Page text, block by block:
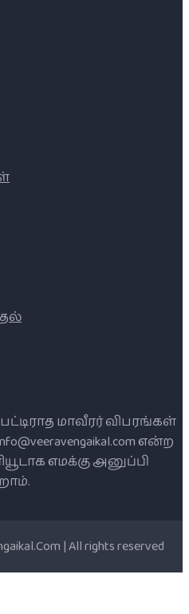
மாவீரர் விபரங்கள்
என்ற
எமக்கு அனுப்பி
| All rights reserved